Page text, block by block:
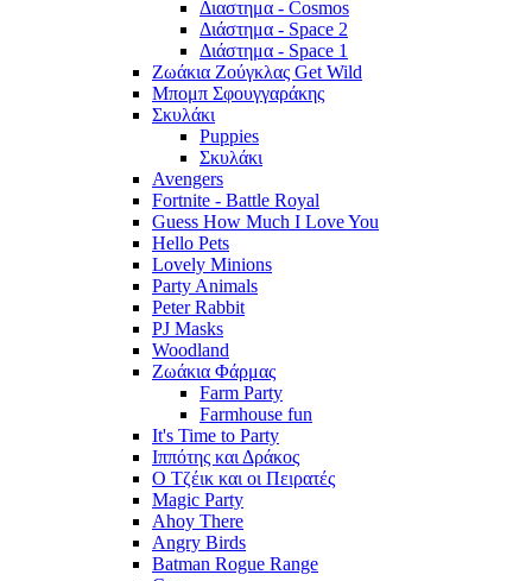
Διαστημα - Cosmos
Διάστημα - Space 2
Διάστημα - Space 1
Ζωάκια Ζούγκλας Get Wild
Μπομπ Σφουγγαράκης
Σκυλάκι
Puppies
Σκυλάκι
Avengers
Fortnite - Battle Royal
Guess How Much I Love You
Hello Pets
Lovely Minions
Party Animals
Peter Rabbit
PJ Masks
Woodland
Ζωάκια Φάρμας
Farm Party
Farmhouse fun
It's Time to Party
Ιππότης και Δράκος
Ο Τζέικ και οι Πειρατές
Magic Party
Ahoy There
Angry Birds
Batman Rogue Range